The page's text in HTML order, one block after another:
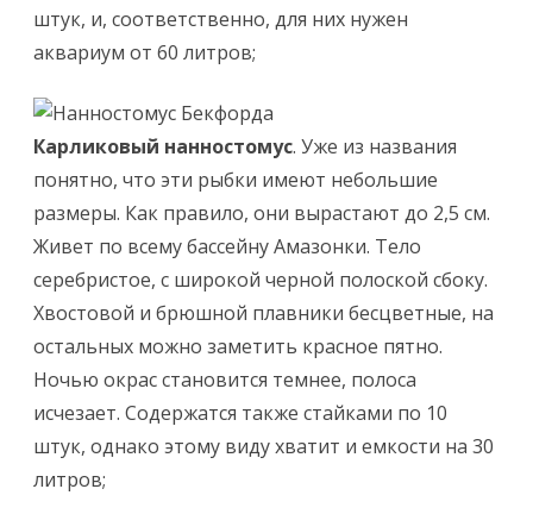
штук, и, соответственно, для них нужен
аквариум от 60 литров;
Карликовый нанностомус. Уже из названия
понятно, что эти рыбки имеют небольшие
размеры. Как правило, они вырастают до 2,5 см.
Живет по всему бассейну Амазонки. Тело
серебристое, с широкой черной полоской сбоку.
Хвостовой и брюшной плавники бесцветные, на
остальных можно заметить красное пятно.
Ночью окрас становится темнее, полоса
исчезает. Содержатся также стайками по 10
штук, однако этому виду хватит и емкости на 30
литров;